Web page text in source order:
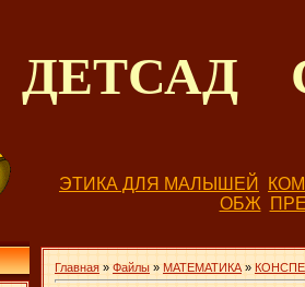
ДЕТСАД
ЭТИКА ДЛЯ МАЛЫШЕЙ
ОБЖ
Главная » Файлы » МАТЕМАТИКА »